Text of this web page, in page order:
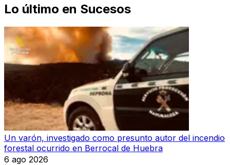
Lo último en Sucesos
Un varón, investigado como presunto autor del incendio
forestal ocurrido en Berrocal de Huebra
6 ago 2026